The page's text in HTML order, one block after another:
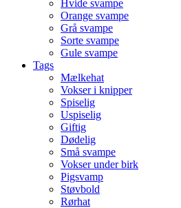
Hvide svampe
Orange svampe
Grå svampe
Sorte svampe
Gule svampe
Tags
Mælkehat
Vokser i knipper
Spiselig
Uspiselig
Giftig
Dødelig
Små svampe
Vokser under birk
Pigsvamp
Støvbold
Rørhat